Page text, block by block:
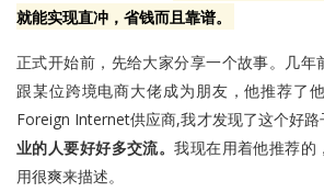
就能实现直冲，省钱而且靠谱。
正式开始前，先给大家分享一个故事。几年
跟某位跨境电商大佬成为朋友，他推荐了
Foreign Internet供应商,我才发现了这个好
业的人要好好多交流。我现在用着他推荐的
用很爽来描述。